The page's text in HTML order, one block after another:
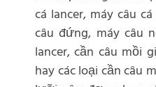
cá lancer, máy câu
câu đứng, máy câu
lancer, cần câu mồi
hay các loại cần câu